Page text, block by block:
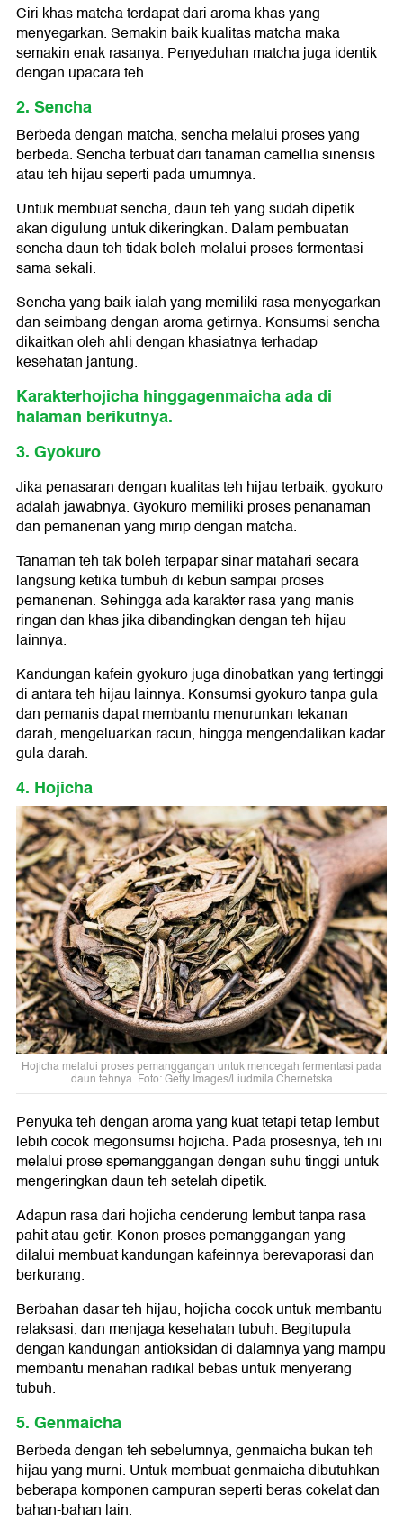
Ciri khas matcha terdapat dari aroma khas yang
menyegarkan. Semakin baik kualitas matcha maka
semakin enak rasanya. Penyeduhan matcha juga identik
dengan upacara teh.
2. Sencha
Berbeda dengan matcha, sencha melalui proses yang
berbeda. Sencha terbuat dari tanaman camellia sinensis
atau teh hijau seperti pada umumnya.
Untuk membuat sencha, daun teh yang sudah dipetik
akan digulung untuk dikeringkan. Dalam pembuatan
sencha daun teh tidak boleh melalui proses fermentasi
sama sekali.
Sencha yang baik ialah yang memiliki rasa menyegarkan
dan seimbang dengan aroma getirnya. Konsumsi sencha
dikaitkan oleh ahli dengan khasiatnya terhadap
kesehatan jantung.
Karakterhojicha hinggagenmaicha ada di
halaman berikutnya.
3. Gyokuro
Jika penasaran dengan kualitas teh hijau terbaik, gyokuro
adalah jawabnya. Gyokuro memiliki proses penanaman
dan pemanenan yang mirip dengan matcha.
Tanaman teh tak boleh terpapar sinar matahari secara
langsung ketika tumbuh di kebun sampai proses
pemanenan. Sehingga ada karakter rasa yang manis
ringan dan khas jika dibandingkan dengan teh hijau
lainnya.
Kandungan kafein gyokuro juga dinobatkan yang tertinggi
di antara teh hijau lainnya. Konsumsi gyokuro tanpa gula
dan pemanis dapat membantu menurunkan tekanan
darah, mengeluarkan racun, hingga mengendalikan kadar
gula darah.
4. Hojicha
Hojicha melalui proses pemanggangan untuk mencegah fermentasi pada
daun tehnya. Foto: Getty Images/Liudmila Chernetska
Penyuka teh dengan aroma yang kuat tetapi tetap lembut
lebih cocok megonsumsi hojicha. Pada prosesnya, teh ini
melalui prose spemanggangan dengan suhu tinggi untuk
mengeringkan daun teh setelah dipetik.
Adapun rasa dari hojicha cenderung lembut tanpa rasa
pahit atau getir. Konon proses pemanggangan yang
dilalui membuat kandungan kafeinnya berevaporasi dan
berkurang.
Berbahan dasar teh hijau, hojicha cocok untuk membantu
relaksasi, dan menjaga kesehatan tubuh. Begitupula
dengan kandungan antioksidan di dalamnya yang mampu
membantu menahan radikal bebas untuk menyerang
tubuh.
5. Genmaicha
Berbeda dengan teh sebelumnya, genmaicha bukan teh
hijau yang murni. Untuk membuat genmaicha dibutuhkan
beberapa komponen campuran seperti beras cokelat dan
bahan-bahan lain.